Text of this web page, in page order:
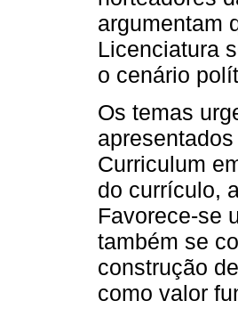
argumentam
Licenciatura
o cenário
Os temas
Curriculum
do currículo,
Favorece-se
também se
construção
como valor